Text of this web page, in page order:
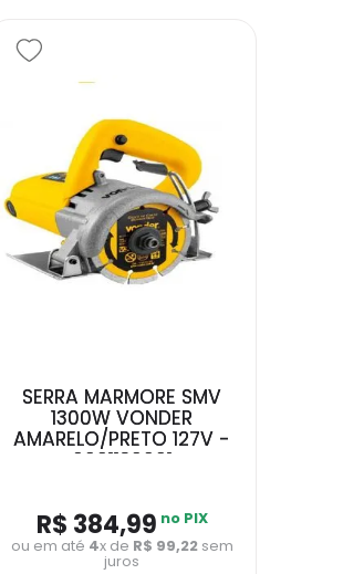
SERRA MARMORE SMV
1300W VONDER
AMARELO/PRETO 127V -
6001130001
R$ 384,99 no PIX
ou em até 4x de R$ 99,22sem
juros